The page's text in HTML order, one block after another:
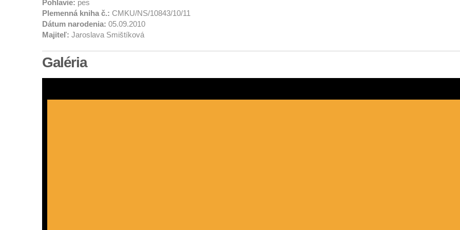
Pohlavie: pes
Plemenná kniha č.: CMKU/NS/10843/10/11
Dátum narodenia: 05.09.2010
Majiteľ: Jaroslava Smištíková
Galéria